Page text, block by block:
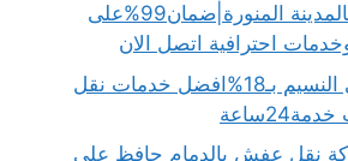
شركة نقل عفش بالمدينة المنورة|ضمان99%على
دينا نقل عفش حي النسيم بـ18%افضل خدمات نقل
شركة نقل عفش بالدمام حافظ على